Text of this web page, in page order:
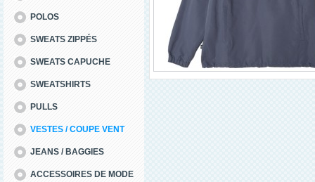
POLOS
SWEATS ZIPPÉS
SWEATS CAPUCHE
SWEATSHIRTS
PULLS
VESTES / COUPE VENT
JEANS / BAGGIES
ACCESSOIRES DE MODE